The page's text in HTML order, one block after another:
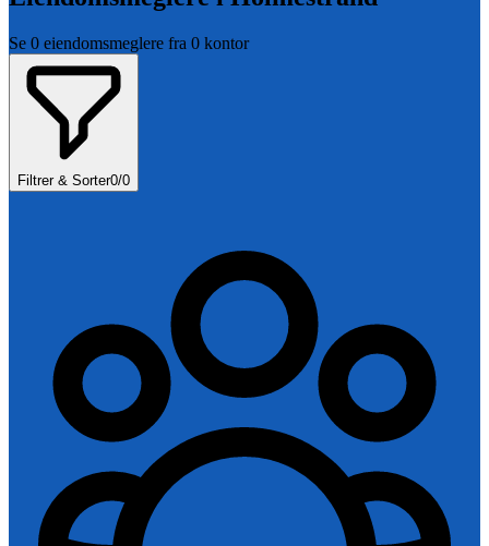
Se 0 eiendomsmeglere fra 0 kontor
Filtrer & Sorter0/0